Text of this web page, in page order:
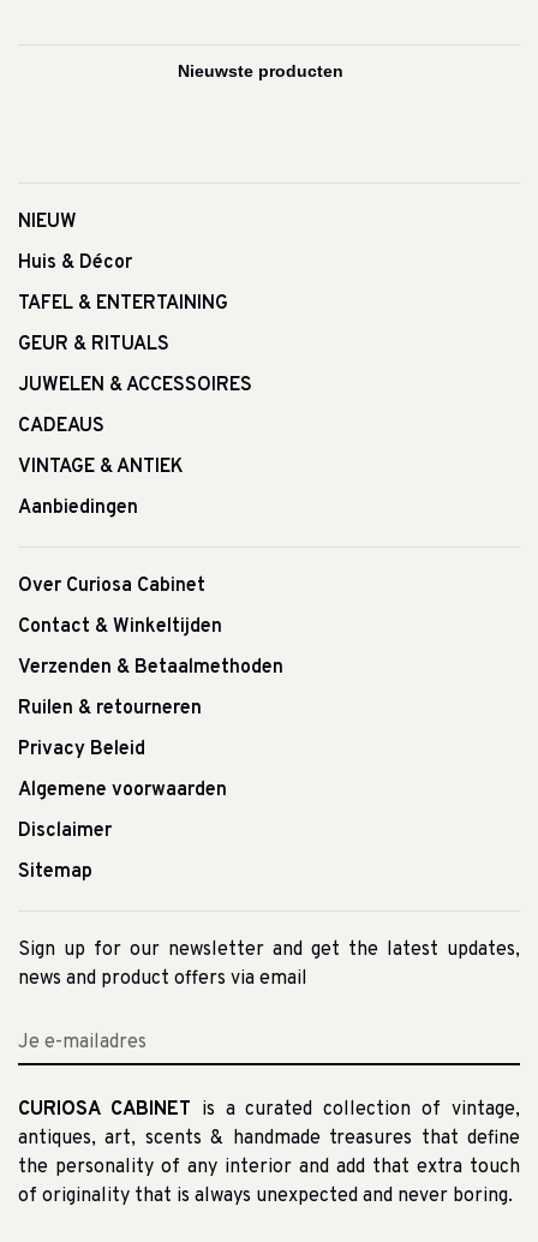
NIEUW
Huis & Décor
TAFEL & ENTERTAINING
GEUR & RITUALS
JUWELEN & ACCESSOIRES
CADEAUS
VINTAGE & ANTIEK
Aanbiedingen
Over Curiosa Cabinet
Contact & Winkeltijden
Verzenden & Betaalmethoden
Ruilen & retourneren
Privacy Beleid
Algemene voorwaarden
Disclaimer
Sitemap
Sign up for our newsletter and get the latest updates,
news and product offers via email
CURIOSA CABINET is a curated collection of vintage,
antiques, art, scents & handmade treasures that define
the personality of any interior and add that extra touch
of originality that is always unexpected and never boring.